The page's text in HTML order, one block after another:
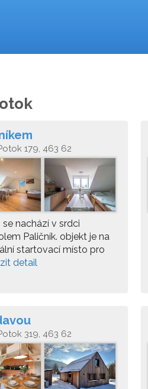
179, 463 62
nachází v srdci
Paličník. objekt je na
startovací místo pro
detail
319, 463 62